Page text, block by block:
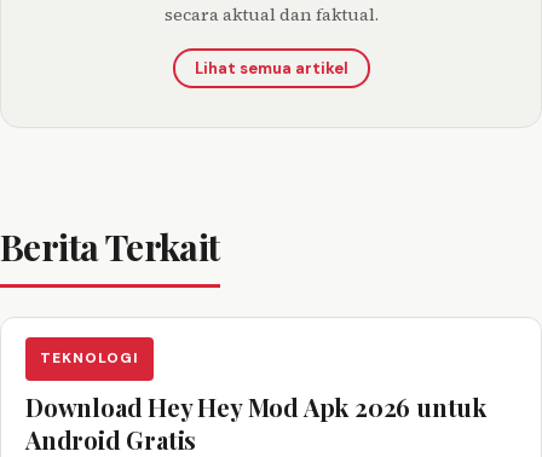
secara aktual dan faktual.
Lihat semua artikel
Berita Terkait
TEKNOLOGI
Download Hey Hey Mod Apk 2026 untuk
Android Gratis